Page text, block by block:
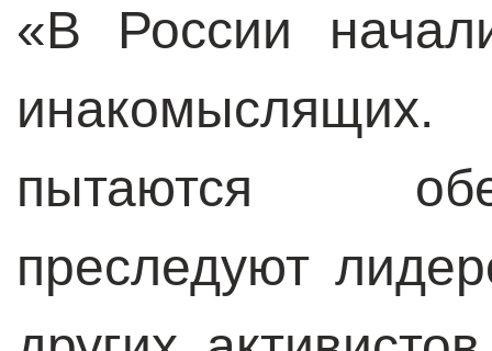
«В России
пытаются
преследуют